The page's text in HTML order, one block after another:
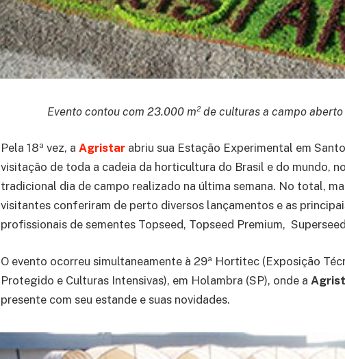
Evento contou com 23.000 m² de culturas a campo
Pela 18ª vez, a Agristar abriu sua Estação Experimental em
visitação de toda a cadeia da horticultura do Brasil e do mundo,
tradicional dia de campo realizado na última semana. No total,
visitantes conferiram de perto diversos lançamentos e as
profissionais de sementes Topseed, Topseed Premium,
O evento ocorreu simultaneamente à 29ª Hortitec (Exposição
Protegido e Culturas Intensivas), em Holambra (SP), onde a
presente com seu estande e suas novidades.